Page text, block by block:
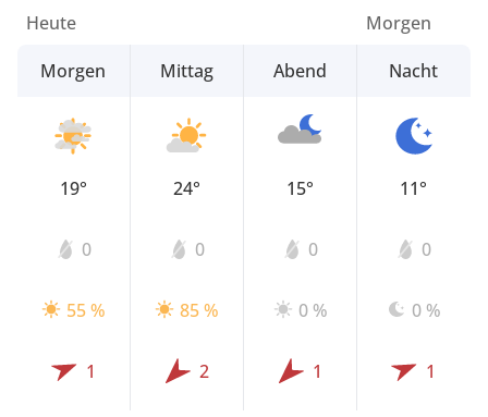
Heute
Morgen
19°
0
55 %
1
Mittag
24°
0
85 %
2
Abend
15°
0
0 %
1
Morgen
Nacht
11°
0
0 %
1